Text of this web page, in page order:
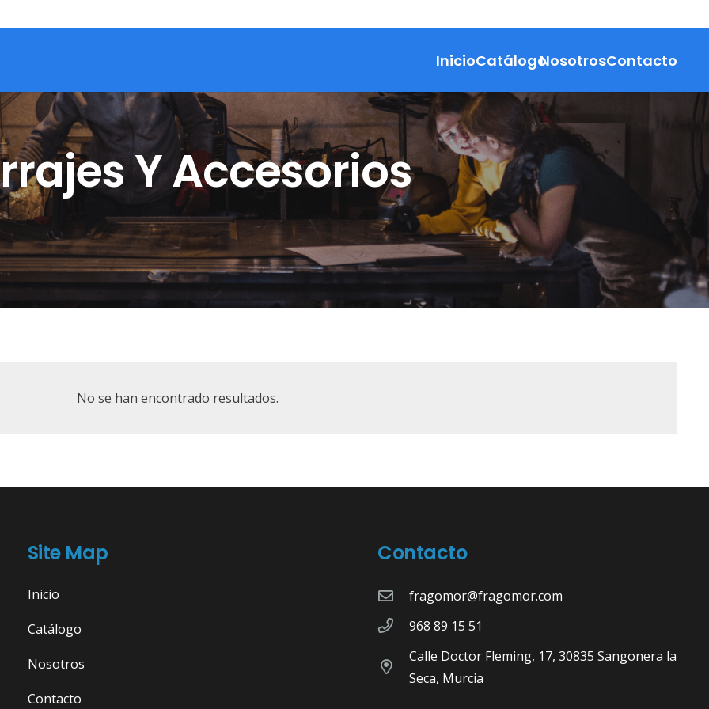
InicioCatálogoNosotrosContacto
Y Accesorios
No se han encontrado resultados.
Site Map
Inicio
Catálogo
Nosotros
Contacto
Contacto
fragomor@fragomor.com
968 89 15 51
Calle Doctor Fleming, 17, 30835 Sangonera la
Seca, Murcia